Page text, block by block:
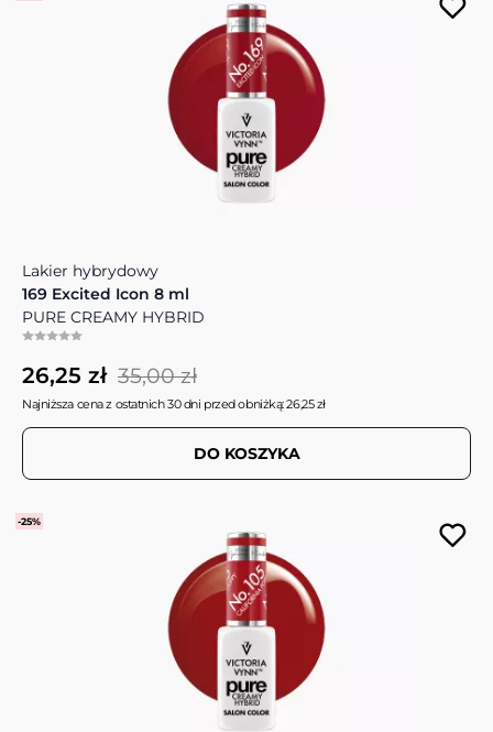
Lakier hybrydowy
169 Excited Icon 8 ml
PURE CREAMY HYBRID
26,25 zł 35,00 zł
Najniższa cena z ostatnich 30 dni przed obniżką: 26,25 zł
DO KOSZYKA
-25%